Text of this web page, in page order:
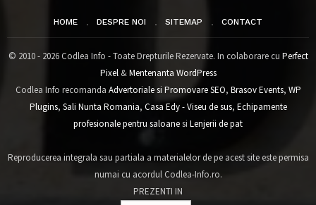
HOME DESPRE NOI SITEMAP CONTACT
© 2010 - 2026 Codlea Info - Toate Drepturile Rezervate. In colaborare cu Perfect
Pixel&Mentenanta WordPress
Codlea Info recomanda Advertoriale si Promovare SEO, Brasov Events, WP
Plugins, Sali Nunta Romania, Casa Edy - Viseu de sus, Echipamente
profesionale pentru saloanesi Lenjerii de pat
Reproducerea integrala sau partiala a materialelor de pe acest site este permisa
numai cu acordul Codlea-Info.ro.
PREZENTI IN